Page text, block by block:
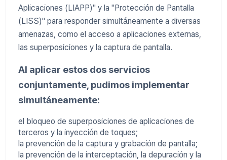
Aplicaciones (LIAPP)" y la "Protección de Pantalla
(LISS)" para responder simultáneamente a diversas
amenazas, como el acceso a aplicaciones externas,
las superposiciones y la captura de pantalla.
Al aplicar estos dos servicios
conjuntamente, pudimos implementar
simultáneamente:
el bloqueo de superposiciones de aplicaciones de
terceros y la inyección de toques;
la prevención de la captura y grabación de pantalla;
la prevención de la interceptación, la depuración y la